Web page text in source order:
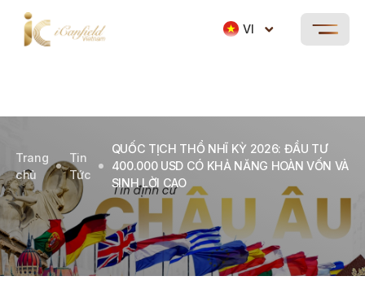
VI
Trang
chủ
Tin
Tức
QUỐC TỊCH THỔ NHĨ KỲ 2026: ĐẦU TƯ
400.000 USD CÓ KHẢ NĂNG HOÀN VỐN VÀ
SINH LỜI CAO